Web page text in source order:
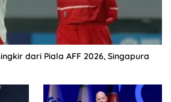
dari Piala AFF 2026, Singapura